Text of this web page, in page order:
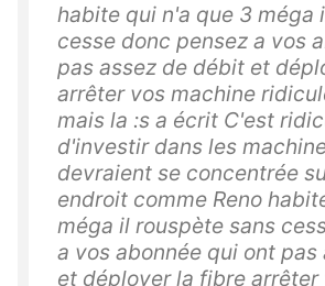
habite qui n'a que 3 méga
cesse donc pensez a vos
pas assez de débit et
arrêter vos machine
mais la :s a écrit C'est
d'investir dans les
devraient se concentrée
endroit comme Reno
méga il rouspète sans
a vos abonnée qui ont
et déployer la fibre arrêter